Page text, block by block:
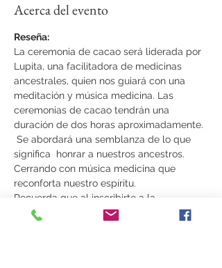
Acerca del evento
Reseña:
La ceremonia de cacao será liderada por
Lupita, una facilitadora de medicinas
ancestrales, quien nos guiará con una
meditación y música medicina. Las
ceremonias de cacao tendrán una
duración de dos horas aproximadamente.
Se abordará una semblanza de lo que
significa  honrar a nuestros ancestros.
Cerrando con música medicina que
reconforta nuestro espíritu.
Recuerda que al inscribirte a la
Ceremonia de Cacao: Honrando a